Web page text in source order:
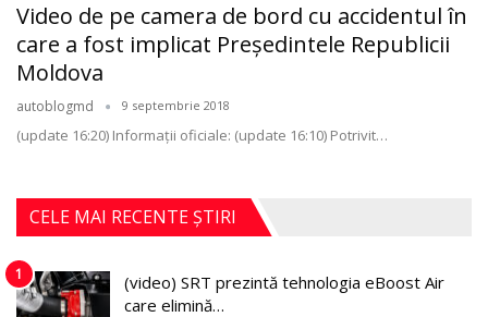
Video de pe camera de bord cu accidentul în
care a fost implicat Președintele Republicii
Moldova
autoblogmd 9 septembrie 2018
(update 16:20) Informaţii oficiale: (update 16:10) Potrivit…
CELE MAI RECENTE ȘTIRI
1
(video) SRT prezintă tehnologia eBoost Air
care elimină…